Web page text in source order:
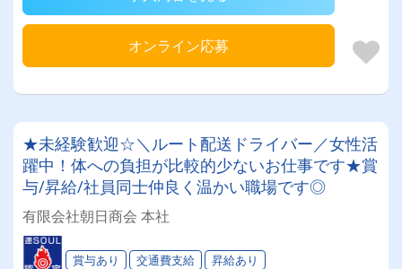
オンライン応募
★未経験歓迎☆＼ルート配送ドライバー／女性活
躍中！体への負担が比較的少ないお仕事です★賞
与/昇給/社員同士仲良く温かい職場です◎
有限会社朝日商会 本社
賞与あり 交通費支給 昇給あり